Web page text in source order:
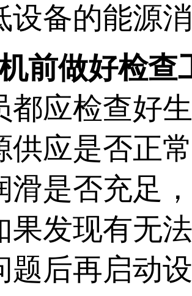
设备的能源
前做好检查
都应检查好
供应是否正
滑是否充足
果发现有无
题后再启动